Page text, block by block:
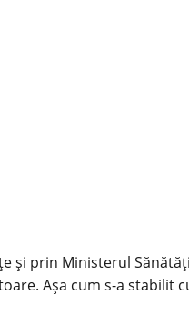
și prin Ministerul
Așa cum s-a